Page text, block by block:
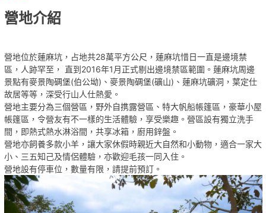
營地介紹
營地位於蓮麻坑，占地共28萬平方公尺，蓮麻坑惜日一直是邊境禁
區，人跡罕至， 直到2016年1月正式剔出邊境禁區範圍。蓮麻坑周邊
景點有麥景陶碉堡(伯公坳)、麥景陶碉堡(礦山)、蓮麻坑礦洞，葉定仕
故居等等，深受行山人仕熱愛。
營地主要分為三個營區，野外自携露營區、特大帆船帳篷區，豪華小屋
帳篷區，令營友有不一樣的生活體驗，享受樂趣。營區設有獨立洗手
間，即熱式熱水淋浴間，共享冰箱，廚用鋅盤。
營地亦飼養多款小羊，讓大家休假時親近大自然和小動物，適合一家大
小、三五知己及情侶體驗，亦歡迎毛孩一同入住。
營地設有停車位，數量有限，請提前預訂。